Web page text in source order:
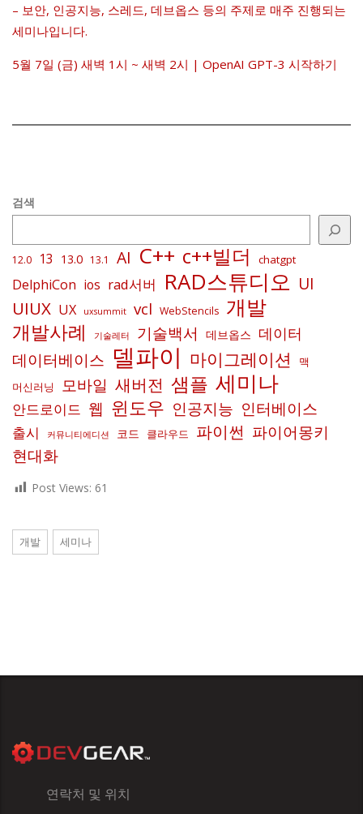
– 보안, 인공지능, 스레드, 데브옵스 등의 주제로 매주 진행되는
세미나입니다.
5월 7일 (금) 새벽 1시 ~ 새벽 2시 | OpenAI GPT-3 시작하기
검색
12.0 13 13.0 13.1 AI C++ c++빌더 chatgpt
DelphiCon ios rad서버 RAD스튜디오 UI
UIUX UX uxsummit vcl WebStencils 개발
개발사례 기술레터 기술백서 데브옵스 데이터
데이터베이스 델파이 마이그레이션
맥
머신러닝
모바일 새버전 샘플 세미나
안드로이드 웹 윈도우 인공지능 인터베이스
출시 커뮤니티에디션 코드 클라우드 파이썬 파이어몽키
현대화
Post Views: 61
개발 세미나
연락처 및 위치